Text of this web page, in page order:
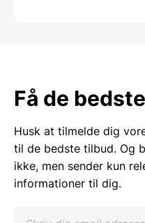
Få de
Husk at tilmelde dig
til de bedste tilbud. Og
ikke, men sender kun
informationer til dig.